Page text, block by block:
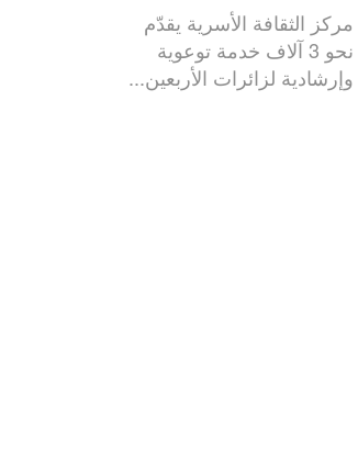
مركز الثقافة الأسرية يقدّم
نحو 3 آلاف خدمة توعوية
وإرشادية لزائرات الأربعين...